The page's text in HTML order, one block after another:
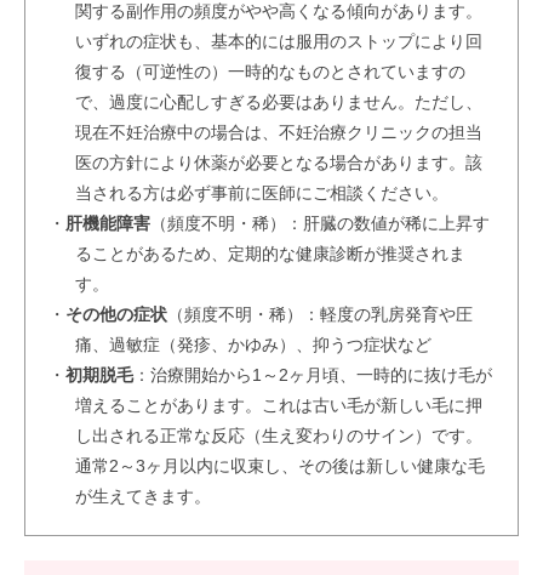
関する副作用の頻度がやや高くなる傾向があります。
いずれの症状も、基本的には服用のストップにより回
復する（可逆性の）一時的なものとされていますの
で、過度に心配しすぎる必要はありません。ただし、
現在不妊治療中の場合は、不妊治療クリニックの担当
医の方針により休薬が必要となる場合があります。該
当される方は必ず事前に医師にご相談ください。
・ 肝機能障害 （頻度不明・稀）：肝臓の数値が稀に上昇す
ることがあるため、定期的な健康診断が推奨されま
す。
・ その他の症状 （頻度不明・稀）：軽度の乳房発育や圧
痛、過敏症（発疹、かゆみ）、抑うつ症状など
・ 初期脱毛：治療開始から1～2ヶ月頃、一時的に抜け毛が
増えることがあります。これは古い毛が新しい毛に押
し出される正常な反応（生え変わりのサイン）です。
通常2～3ヶ月以内に収束し、その後は新しい健康な毛
が生えてきます。